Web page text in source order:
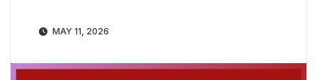
MAY 11, 2026